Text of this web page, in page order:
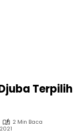
2 Min Baca